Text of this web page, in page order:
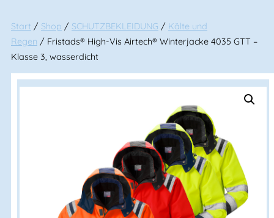
Start / Shop / SCHUTZBEKLEIDUNG / Kälte und
Regen / Fristads® High-Vis Airtech® Winterjacke 4035 GTT –
Klasse 3, wasserdicht